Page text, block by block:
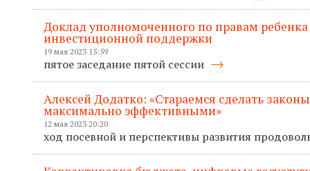
Доклад уполномоченного по правам
инвестиционной поддержки
19 мая 2023 15:59
пятое заседание пятой сессии
Алексей Додатко: «Стараемся сделать
максимально эффективными»
12 мая 2023 20:20
ход посевной и перспективы развития